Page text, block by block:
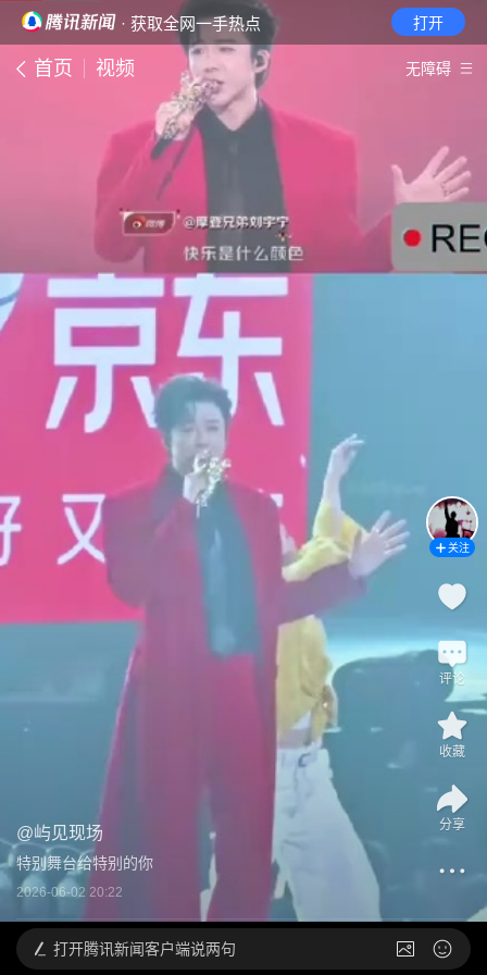
· 获取全网一手热点 打开
首页 视频 无障碍
@屿见现场
特别舞台给特别的你
2026-06-02 20:22
关注
评论
收藏
分享
打开腾讯新闻客户端说两句